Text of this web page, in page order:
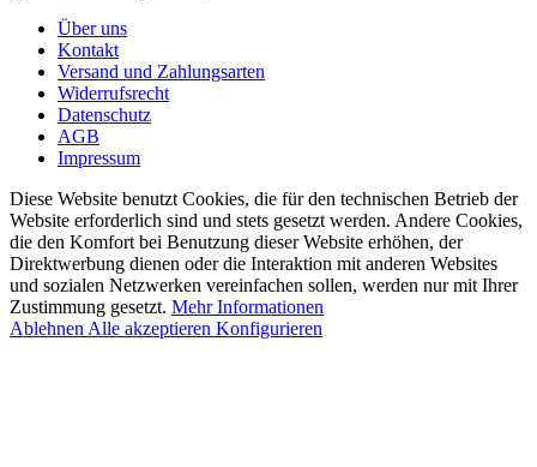
Über uns
Kontakt
Versand und Zahlungsarten
Widerrufsrecht
Datenschutz
AGB
Impressum
Diese Website benutzt Cookies, die für den technischen Betrieb der
Website erforderlich sind und stets gesetzt werden. Andere Cookies,
die den Komfort bei Benutzung dieser Website erhöhen, der
Direktwerbung dienen oder die Interaktion mit anderen Websites
und sozialen Netzwerken vereinfachen sollen, werden nur mit Ihrer
Zustimmung gesetzt. Mehr Informationen
Ablehnen Alle akzeptieren Konfigurieren